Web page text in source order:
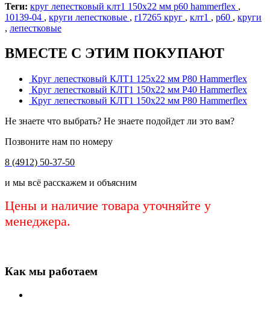
Теги: круг лепестковый клт1 150х22 мм р60 hammerflex ,
10139-04 , круги лепестковые , r17265 круг , клт1 , р60 , круги
, лепестковые
ВМЕСТЕ С ЭТИМ ПОКУПАЮТ
Круг лепестковый КЛТ1 125х22 мм Р80 Hammerflex
Круг лепестковый КЛТ1 150х22 мм Р40 Hammerflex
Круг лепестковый КЛТ1 150х22 мм Р80 Hammerflex
Не знаете что выбрать? Не знаете подойдет ли это вам?
Позвоните нам по номеру
8 (4912) 50-37-50
и мы всё расскажем и объясним
Цены и наличие товара уточняйте у
менеджера.
Как мы работаем